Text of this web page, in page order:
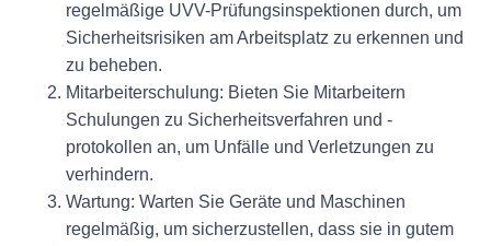
regelmäßige UVV-Prüfungsinspektionen durch, um
Sicherheitsrisiken am Arbeitsplatz zu erkennen und
zu beheben.
Mitarbeiterschulung: Bieten Sie Mitarbeitern
Schulungen zu Sicherheitsverfahren und -
protokollen an, um Unfälle und Verletzungen zu
verhindern.
Wartung: Warten Sie Geräte und Maschinen
regelmäßig, um sicherzustellen, dass sie in gutem